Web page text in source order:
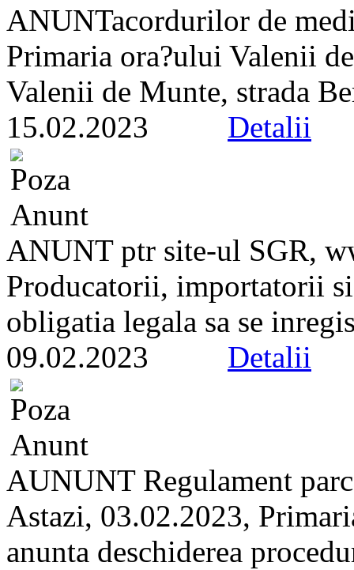
ANUNTacordurilor de
Primaria ora?ului Valenii
Valenii de Munte, strada
15.02.2023 Detalii
ANUNT ptr site-ul SGR,
Producatorii, importatorii
obligatia legala sa se
09.02.2023 Detalii
AUNUNT Regulament
Astazi, 03.02.2023,
anunta deschiderea